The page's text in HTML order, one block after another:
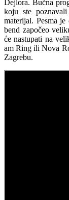
Dejlora. Bučna
koju ste
materijal. Pesma
bend započeo
će nastupati na
am Ring ili Nova
Zagrebu.